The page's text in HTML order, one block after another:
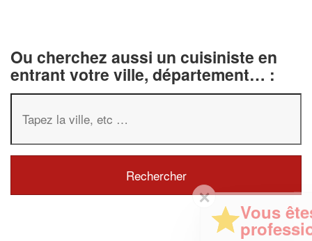
Ou cherchez aussi un cuisiniste en
entrant votre ville, département… :
✕
Vous êtes un
professionnel ?